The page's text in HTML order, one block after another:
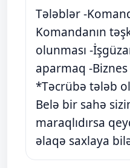
Tələblər -
Komandanın
olunması -
aparmaq -
*Təcrübə tələb
Belə bir sahə
maraqlıdırsa
əlaqə saxlaya